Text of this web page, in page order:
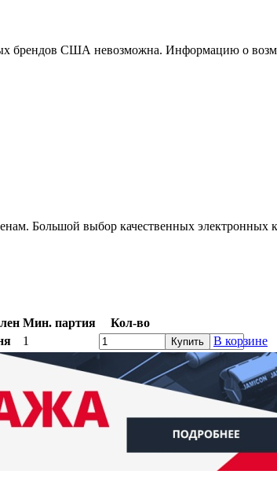
брендов США невозможна. Информацию о
Большой выбор качественных электронных
Мин. партия
Кол-во
1 Купить В корзине